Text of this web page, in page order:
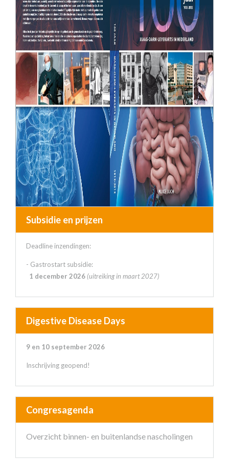
Subsidie en prijzen
Deadline inzendingen:
- Gastrostart subsidie:
1 december 2026 (uitreiking in maart 2027)
Digestive Disease Days
9 en 10 september 2026
Inschrijving geopend!
Congresagenda
Overzicht binnen- en buitenlandse nascholingen